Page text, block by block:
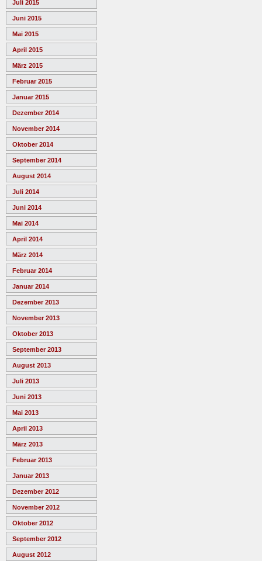
Juli 2015
Juni 2015
Mai 2015
April 2015
März 2015
Februar 2015
Januar 2015
Dezember 2014
November 2014
Oktober 2014
September 2014
August 2014
Juli 2014
Juni 2014
Mai 2014
April 2014
März 2014
Februar 2014
Januar 2014
Dezember 2013
November 2013
Oktober 2013
September 2013
August 2013
Juli 2013
Juni 2013
Mai 2013
April 2013
März 2013
Februar 2013
Januar 2013
Dezember 2012
November 2012
Oktober 2012
September 2012
August 2012